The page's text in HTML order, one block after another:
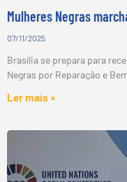
Mulheres Negras
07/11/2025
Brasília se prepara para
Negras por Reparação e
Ler mais »